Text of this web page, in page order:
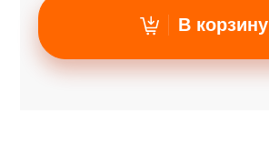
В корзину